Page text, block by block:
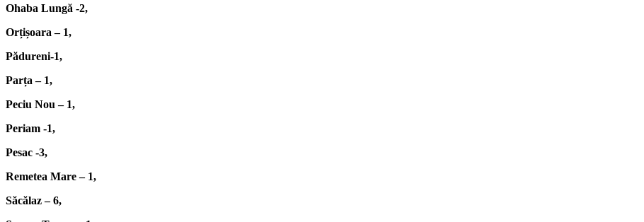
Ohaba Lungă -2,
Orțișoara – 1,
Pădureni-1,
Parța – 1,
Peciu Nou – 1,
Periam -1,
Pesac -3,
Remetea Mare – 1,
Săcălaz – 6,